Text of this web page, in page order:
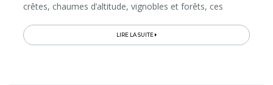
crêtes, chaumes d’altitude, vignobles et forêts, ces
magnifiques...
LIRE LA SUITE